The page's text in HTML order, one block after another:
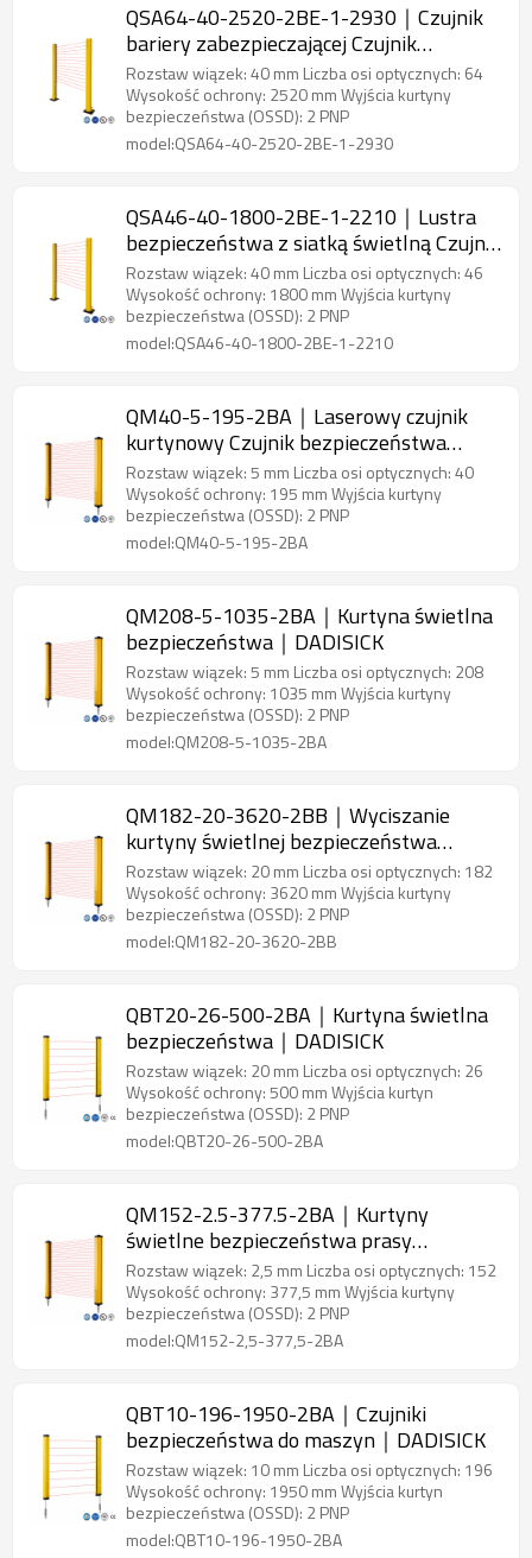
QSA64-40-2520-2BE-1-2930｜Czujnik
bariery zabezpieczającej Czujnik
bezpieczeństwa obszaru｜DADISICK
Rozstaw wiązek: 40 mm Liczba osi optycznych: 64
Wysokość ochrony: 2520 mm Wyjścia kurtyny
bezpieczeństwa (OSSD): 2 PNP
model:QSA64-40-2520-2BE-1-2930
QSA46-40-1800-2BE-1-2210｜Lustra
bezpieczeństwa z siatką świetlną Czujnik
bezpieczeństwa obszaru｜DADISICK
Rozstaw wiązek: 40 mm Liczba osi optycznych: 46
Wysokość ochrony: 1800 mm Wyjścia kurtyny
bezpieczeństwa (OSSD): 2 PNP
model:QSA46-40-1800-2BE-1-2210
QM40-5-195-2BA｜Laserowy czujnik
kurtynowy Czujnik bezpieczeństwa
obszaru｜DADISICK
Rozstaw wiązek: 5 mm Liczba osi optycznych: 40
Wysokość ochrony: 195 mm Wyjścia kurtyny
bezpieczeństwa (OSSD): 2 PNP
model:QM40-5-195-2BA
QM208-5-1035-2BA｜Kurtyna świetlna
bezpieczeństwa｜DADISICK
Rozstaw wiązek: 5 mm Liczba osi optycznych: 208
Wysokość ochrony: 1035 mm Wyjścia kurtyny
bezpieczeństwa (OSSD): 2 PNP
model:QM208-5-1035-2BA
QM182-20-3620-2BB｜Wyciszanie
kurtyny świetlnej bezpieczeństwa
Czujnik bezpieczeństwa obszaru｜
DADISICK
Rozstaw wiązek: 20 mm Liczba osi optycznych: 182
Wysokość ochrony: 3620 mm Wyjścia kurtyny
bezpieczeństwa (OSSD): 2 PNP
model:QM182-20-3620-2BB
QBT20-26-500-2BA｜Kurtyna świetlna
bezpieczeństwa｜DADISICK
Rozstaw wiązek: 20 mm Liczba osi optycznych: 26
Wysokość ochrony: 500 mm Wyjścia kurtyn
bezpieczeństwa (OSSD): 2 PNP
model:QBT20-26-500-2BA
QM152-2.5-377.5-2BA｜Kurtyny
świetlne bezpieczeństwa prasy
krawędziowej｜DADISICK
Rozstaw wiązek: 2,5 mm Liczba osi optycznych: 152
Wysokość ochrony: 377,5 mm Wyjścia kurtyny
bezpieczeństwa (OSSD): 2 PNP
model:QM152-2,5-377,5-2BA
QBT10-196-1950-2BA｜Czujniki
bezpieczeństwa do maszyn｜DADISICK
Rozstaw wiązek: 10 mm Liczba osi optycznych: 196
Wysokość ochrony: 1950 mm Wyjścia kurtyn
bezpieczeństwa (OSSD): 2 PNP
model:QBT10-196-1950-2BA